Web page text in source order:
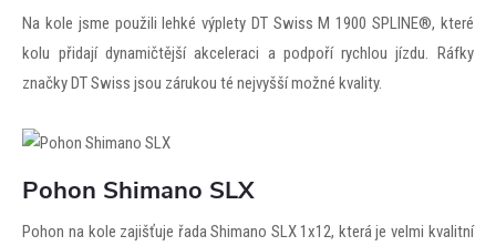
Na kole jsme použili lehké výplety DT Swiss M 1900 SPLINE®, které
kolu přidají dynamičtější akceleraci a podpoří rychlou jízdu. Ráfky
značky DT Swiss jsou zárukou té nejvyšší možné kvality.
Pohon Shimano SLX
Pohon na kole zajišťuje řada Shimano SLX 1x12, která je velmi kvalitní